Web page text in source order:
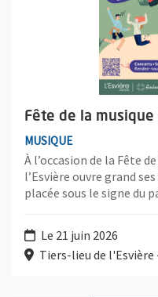
Fête de la
MUSIQUE
À l’occasion de la Fête
l’Esvière ouvre grand
placée sous le signe du
Le 21 juin 2026
Tiers-lieu de l'Esvière